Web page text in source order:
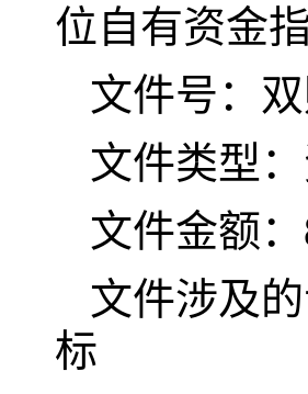
位自有资金
文件号：
文件类型
文件金额：
文件涉及
标